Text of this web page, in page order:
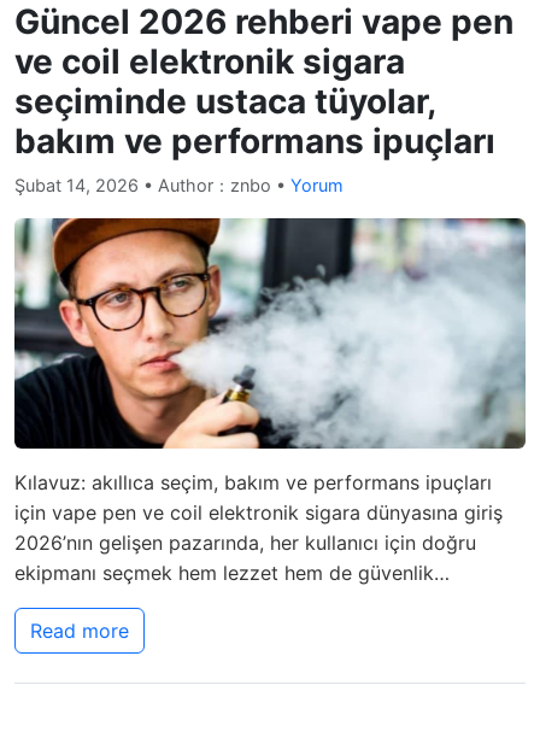
Güncel 2026 rehberi vape pen
ve coil elektronik sigara
seçiminde ustaca tüyolar,
bakım ve performans ipuçları
Şubat 14, 2026 • Author：znbo • Yorum
Kılavuz: akıllıca seçim, bakım ve performans ipuçları
için vape pen ve coil elektronik sigara dünyasına giriş
2026’nın gelişen pazarında, her kullanıcı için doğru
ekipmanı seçmek hem lezzet hem de güvenlik…
Read more